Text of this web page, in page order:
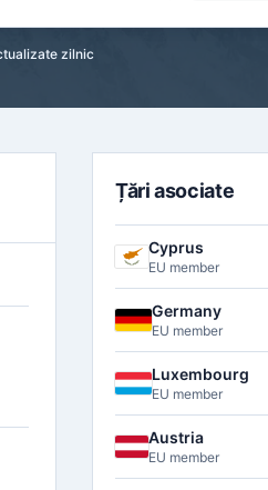
zilnic
Țări asociate
Cyprus
EU member
Germany
EU member
Luxembourg
EU member
Austria
EU member